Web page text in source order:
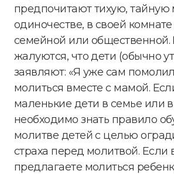
предпочитают тихую, тайную
одиночестве, в своей
семейной или общественной.
жалуются, что дети (обычно
заявляют: «Я уже сам
молиться вместе с мамой.
маленькие дети в семье или
необходимо знать правило
молитве детей с целью
страха перед молитвой. Если
предлагаете молиться